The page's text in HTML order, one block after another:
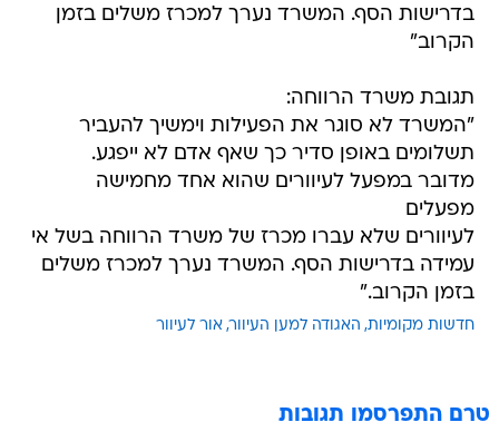
בדרישות הסף. המשרד נערך למכרז משלים בזמן
הקרוב"
תגובת משרד הרווחה:
"המשרד לא סוגר את הפעילות וימשיך להעביר
תשלומים באופן סדיר כך שאף אדם לא ייפגע.
מדובר במפעל לעיוורים שהוא אחד מחמישה
מפעלים
לעיוורים שלא עברו מכרז של משרד הרווחה בשל אי
עמידה בדרישות הסף. המשרד נערך למכרז משלים
בזמן הקרוב."
חדשות מקומיות האגודה למען העיוור אור לעיוור
טרם התפרסמו תגובות